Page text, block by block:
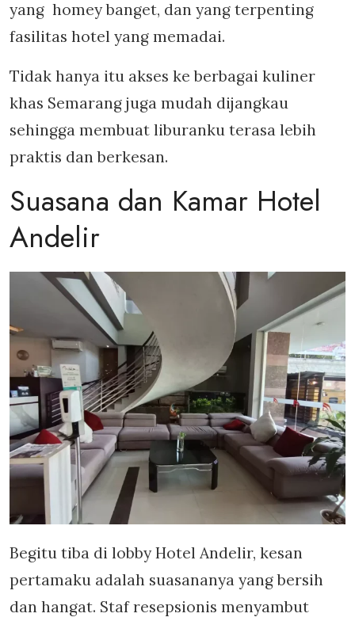
yang homey banget, dan yang terpenting
fasilitas hotel yang memadai.
Tidak hanya itu akses ke berbagai kuliner
khas Semarang juga mudah dijangkau
sehingga membuat liburanku terasa lebih
praktis dan berkesan.
Suasana dan Kamar Hotel
Andelir
Begitu tiba di lobby Hotel Andelir, kesan
pertamaku adalah suasananya yang bersih
dan hangat. Staf resepsionis menyambut